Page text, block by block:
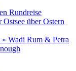
Rundreise
über Ostern
Wadi Rum & Petra